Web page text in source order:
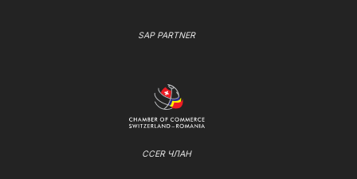
SAP PARTNER
CCER ЧЛАН